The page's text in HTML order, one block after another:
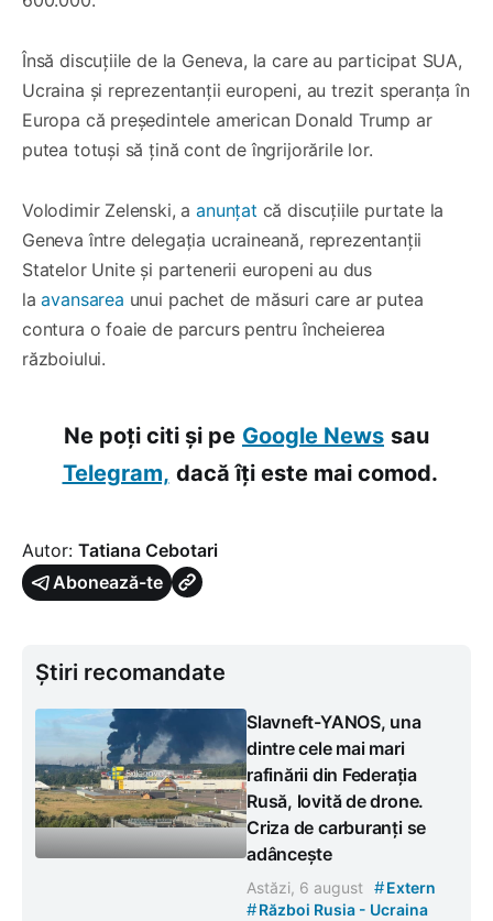
Însă discuțiile de la Geneva, la care au participat SUA,
Ucraina și reprezentanții europeni, au trezit speranța în
Europa că președintele american Donald Trump ar
putea totuși să țină cont de îngrijorările lor.
Volodimir Zelenski, aanunțat că discuțiile purtate la
Geneva între delegația ucraineană, reprezentanții
Statelor Unite și partenerii europeni au dus
laavansarea unui pachet de măsuri care ar putea
contura o foaie de parcurs pentru încheierea
războiului.
Ne poți citi și pe Google News sau
Telegram, dacă îți este mai comod.
Autor: Tatiana Cebotari
Abonează-te
Știri recomandate
Slavneft-YANOS, una
dintre cele mai mari
rafinării din Federația
Rusă, lovită de drone.
Criza de carburanți se
adâncește
Astăzi, 6 august #Extern
#Război Rusia - Ucraina